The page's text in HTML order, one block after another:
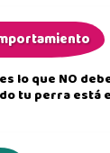
lo que NO
tu perra está